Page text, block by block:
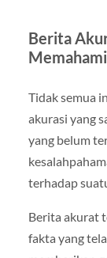
Berita
Tidak semua
akurasi yang
yang belum
terhadap
Berita akurat
fakta yang